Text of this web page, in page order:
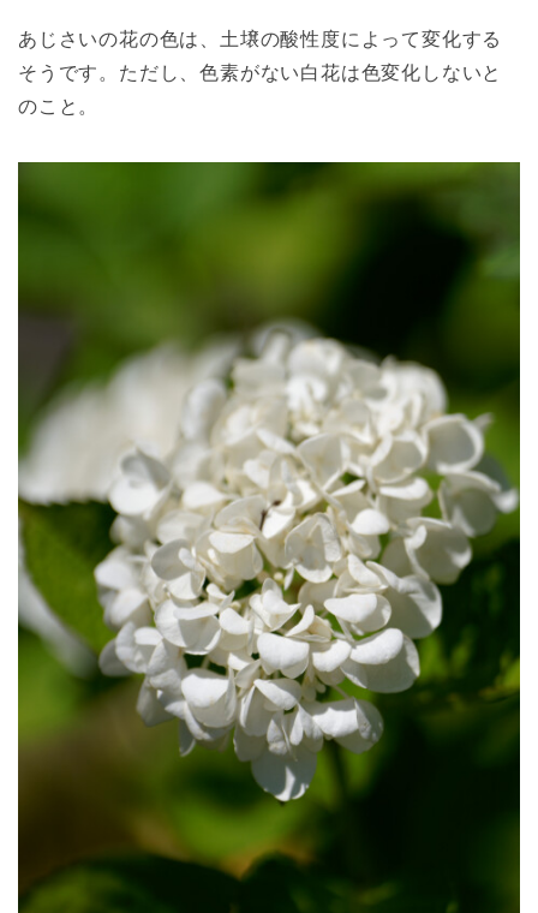
あじさいの花の色は、土壌の酸性度によって変化する
そうです。ただし、色素がない白花は色変化しないと
のこと。